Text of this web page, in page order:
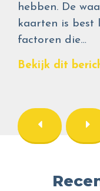
hebben. De
kaarten is best
factoren die…
Bekijk dit